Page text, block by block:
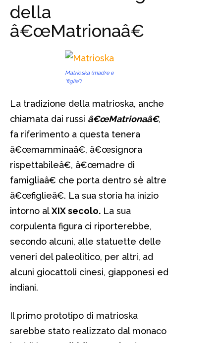
della
â€œMatrionaâ€
Matrioska (madre e
“figlie”)
La tradizione della matrioska, anche
chiamata dai russi â€œMatrionaâ€,
fa riferimento a questa tenera
â€œmamminaâ€, â€œsignora
rispettabileâ€, â€œmadre di
famigliaâ€ che porta dentro sè altre
â€œfiglieâ€. La sua storia ha inizio
intorno alXIX secolo. La sua
corpulenta figura ci riporterebbe,
secondo alcuni, alle statuette delle
veneri del paleolitico, per altri, ad
alcuni giocattoli cinesi, giapponesi ed
indiani.
Il primo prototipo di matrioska
sarebbe stato realizzato dal monaco